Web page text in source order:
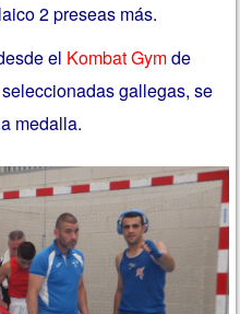
2 preseas más.
el Kombat Gymde
gallegas, se
medalla.